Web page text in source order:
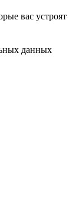
вас устроят
данных